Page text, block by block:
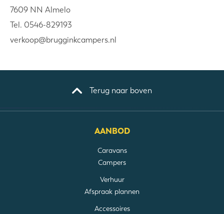
7609 NN Almelo
Tel. 0546-829193
verkoop@brugginkcampers.nl
Terug naar boven
AANBOD
Caravans
Campers
Verhuur
Afspraak plannen
Accessoires